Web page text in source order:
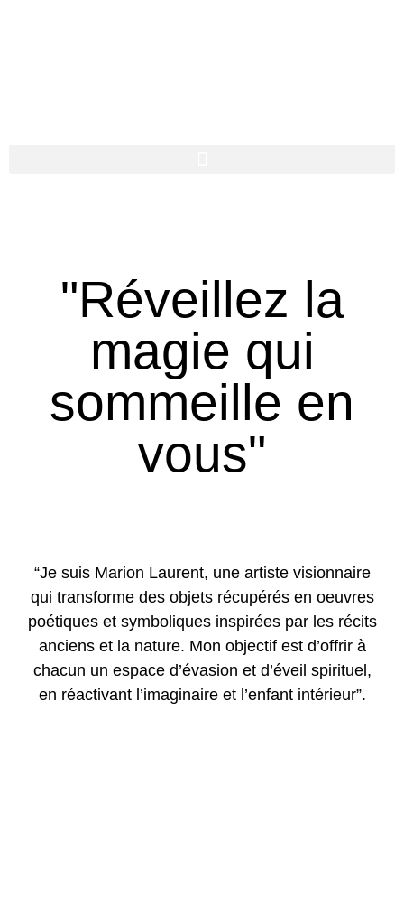
"Réveillez la
magie qui
sommeille en
vous"
“Je suis Marion Laurent, une artiste visionnaire
qui transforme des objets récupérés en oeuvres
poétiques et symboliques inspirées par les récits
anciens et la nature. Mon objectif est d’offrir à
chacun un espace d’évasion et d’éveil spirituel,
en réactivant l’imaginaire et l’enfant intérieur”.